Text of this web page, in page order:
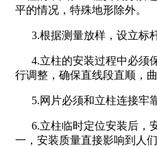
平的情况，特殊地形除外
3.根据测量放样，设立标
4.立柱的安装过程中必须保
行调整，确保直线段直顺
5.网片必须和立柱连接牢
6.立柱临时定位安装后，
一，安装质量直接影响到人